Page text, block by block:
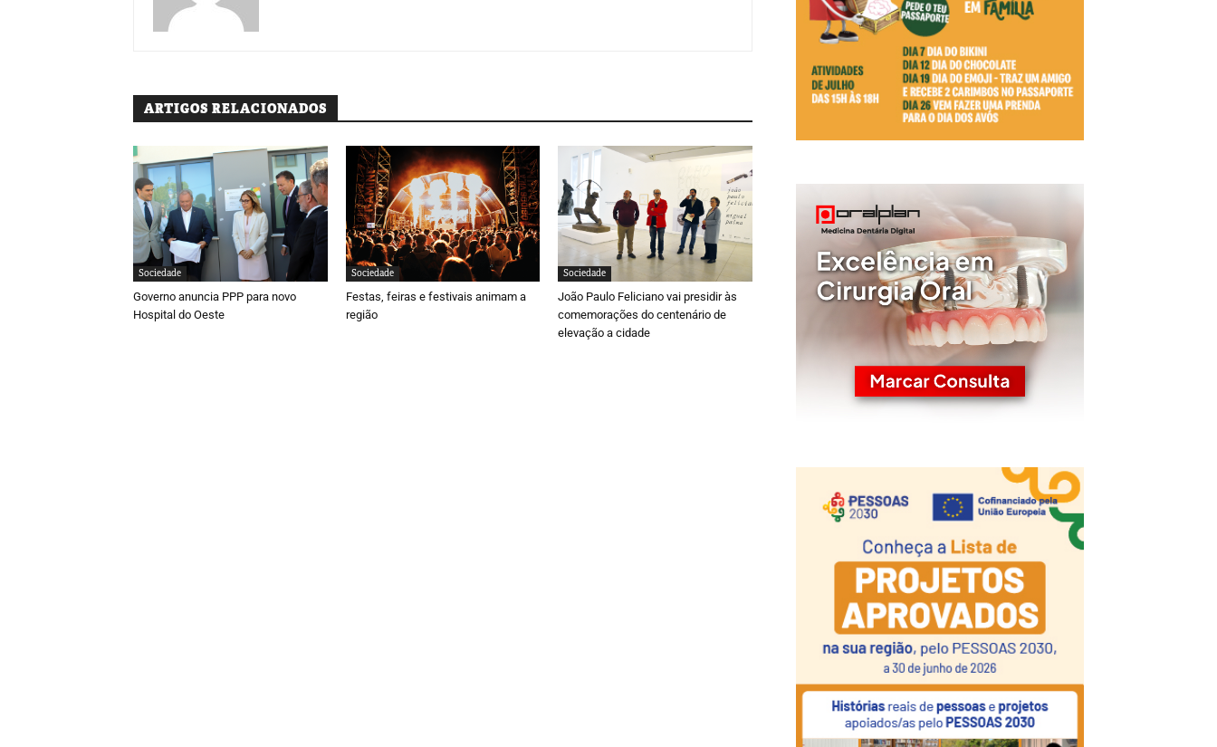
ARTIGOS RELACIONADOS
Sociedade
Governo anuncia PPP para novo
Hospital do Oeste
Sociedade
Festas, feiras e festivais animam a
região
Sociedade
João Paulo Feliciano vai presidir às
comemorações do centenário de
elevação a cidade